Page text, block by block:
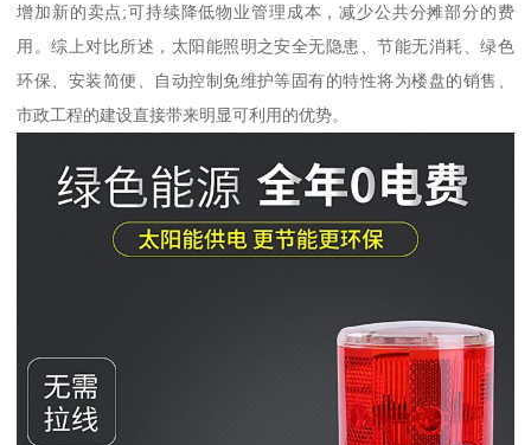
增加新的卖点;可持续降低物业管理成本，减少公共分摊部分的费
用。综上对比所述，太阳能照明之安全无隐患、节能无消耗、绿色
环保、安装简便、自动控制免维护等固有的特性将为楼盘的销售、
市政工程的建设直接带来明显可利用的优势。